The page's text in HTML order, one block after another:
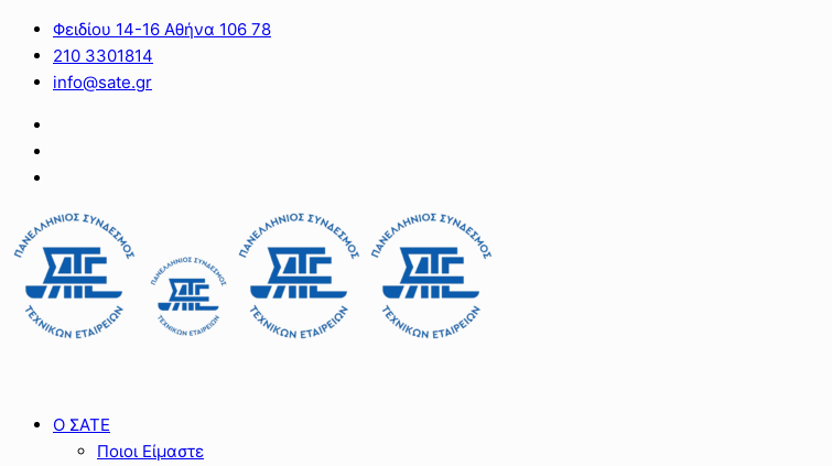
Φειδίου 14-16 Αθήνα 106 78
210 3301814
info@sate.gr
Ο ΣΑΤΕ
Ποιοι Είμαστε